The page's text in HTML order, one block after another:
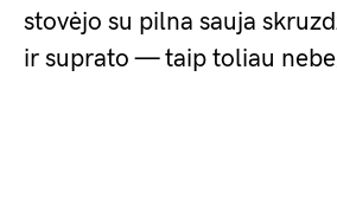
stovėjo su pilna sauja
ir suprato — taip toliau